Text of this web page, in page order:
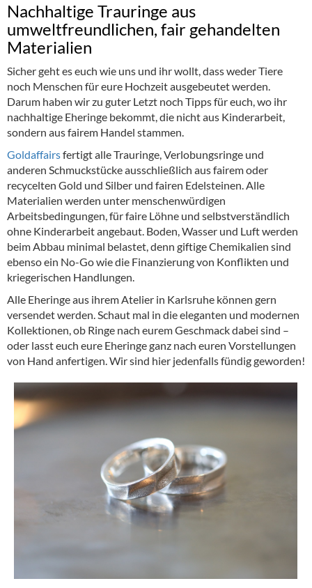
Nachhaltige Trauringe aus
umweltfreundlichen, fair gehandelten
Materialien
Sicher geht es euch wie uns und ihr wollt, dass weder Tiere
noch Menschen für eure Hochzeit ausgebeutet werden.
Darum haben wir zu guter Letzt noch Tipps für euch, wo ihr
nachhaltige Eheringe bekommt, die nicht aus Kinderarbeit,
sondern aus fairem Handel stammen.
Goldaffairsfertigt alle Trauringe, Verlobungsringe und
anderen Schmuckstücke ausschließlich aus fairem oder
recycelten Gold und Silber und fairen Edelsteinen. Alle
Materialien werden unter menschenwürdigen
Arbeitsbedingungen, für faire Löhne und selbstverständlich
ohne Kinderarbeit angebaut. Boden, Wasser und Luft werden
beim Abbau minimal belastet, denn giftige Chemikalien sind
ebenso ein No-Go wie die Finanzierung von Konflikten und
kriegerischen Handlungen.
Alle Eheringe aus ihrem Atelier in Karlsruhe können gern
versendet werden. Schaut mal in die eleganten und modernen
Kollektionen, ob Ringe nach eurem Geschmack dabei sind –
oder lasst euch eure Eheringe ganz nach euren Vorstellungen
von Hand anfertigen. Wir sind hier jedenfalls fündig geworden!